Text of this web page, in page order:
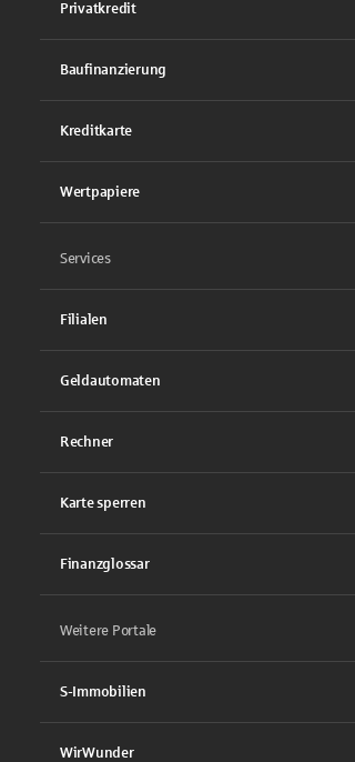
Privatkredit
Baufinanzierung
Kreditkarte
Wertpapiere
Services
Filialen
Geldautomaten
Rechner
Karte sperren
Finanzglossar
Weitere Portale
S-Immobilien
WirWunder